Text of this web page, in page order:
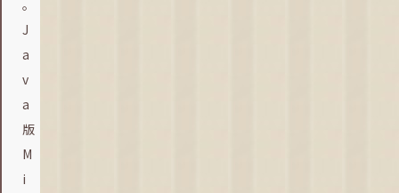
。
J
a
v
a
版
M
i